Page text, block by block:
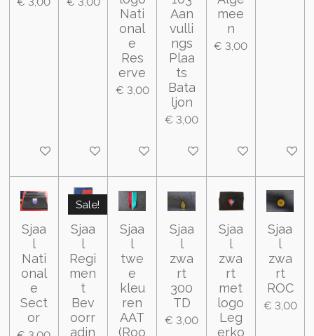
In winkelwagenIn winkelwagen
Nati
onal
e
Res
erve
€ 3,00
In winkelwagen
Aan
vulli
ngs
Plaa
ts
Bata
ljon
€ 3,00
In winkelwagen
mee
n
€ 3,00
In winkelwagen
In
Sjaa
l
Nati
onal
e
Sect
or
Sale!
Sjaa
l
Regi
men
t
Bev
oorr
adin
Sjaa
l
twe
e
kleu
ren
AAT
(Roo
Sjaa
l
zwa
rt
300
TD
€ 3,00
Sjaa
l
zwa
rt
met
logo
Leg
erko
Sjaa
l
zwa
rt
ROC
€ 3,00